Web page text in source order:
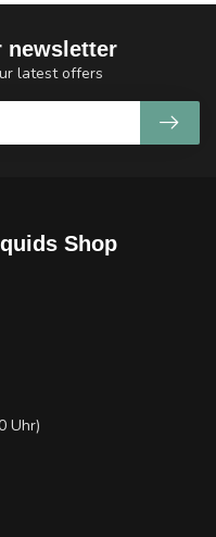
newsletter
latest offers
Shop
Uhr)